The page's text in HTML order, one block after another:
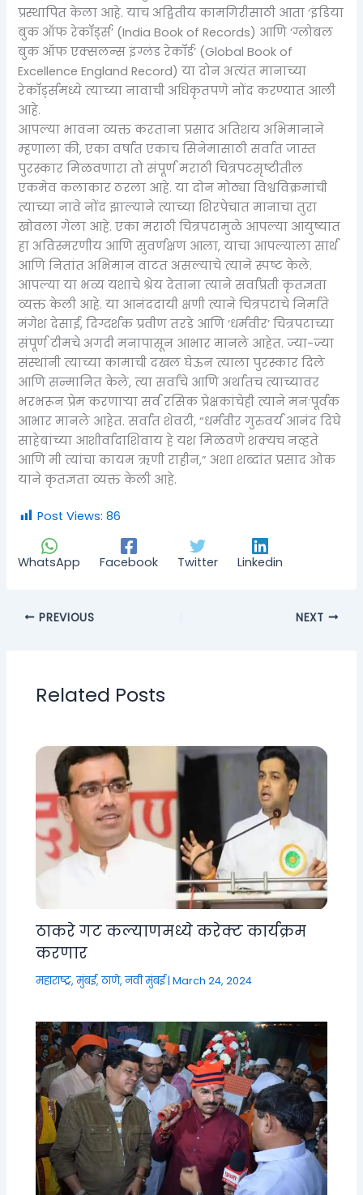
प्रस्थापित केला आहे. याच अद्वितीय कामगिरीसाठी आता ‘इंडिया
बुक ऑफ रेकॉर्ड्स’ (India Book of Records) आणि ‘ग्लोबल
बुक ऑफ एक्सलन्स इंग्लंड रेकॉर्ड’ (Global Book of
Excellence England Record) या दोन अत्यंत मानाच्या
रेकॉर्ड्समध्ये त्याच्या नावाची अधिकृतपणे नोंद करण्यात आली
आहे.
आपल्या भावना व्यक्त करताना प्रसाद अतिशय अभिमानाने
म्हणाला की, एका वर्षात एकाच सिनेमासाठी सर्वात जास्त
पुरस्कार मिळवणारा तो संपूर्ण मराठी चित्रपटसृष्टीतील
एकमेव कलाकार ठरला आहे. या दोन मोठ्या विश्वविक्रमांची
त्याच्या नावे नोंद झाल्याने त्याच्या शिरपेचात मानाचा तुरा
खोवला गेला आहे. एका मराठी चित्रपटामुळे आपल्या आयुष्यात
हा अविस्मरणीय आणि सुवर्णक्षण आला, याचा आपल्याला सार्थ
आणि नितांत अभिमान वाटत असल्याचे त्याने स्पष्ट केले.
आपल्या या भव्य यशाचे श्रेय देताना त्याने सर्वांप्रती कृतज्ञता
व्यक्त केली आहे. या आनंददायी क्षणी त्याने चित्रपटाचे निर्माते
मंगेश देसाई, दिग्दर्शक प्रवीण तरडे आणि ‘धर्मवीर’ चित्रपटाच्या
संपूर्ण टीमचे अगदी मनापासून आभार मानले आहेत. ज्या-ज्या
संस्थांनी त्याच्या कामाची दखल घेऊन त्याला पुरस्कार दिले
आणि सन्मानित केले, त्या सर्वांचे आणि अर्थातच त्याच्यावर
भरभरून प्रेम करणाऱ्या सर्व रसिक प्रेक्षकांचेही त्याने मनःपूर्वक
आभार मानले आहेत. सर्वात शेवटी, “धर्मवीर गुरुवर्य आनंद दिघे
साहेबांच्या आशीर्वादाशिवाय हे यश मिळवणे शक्यच नव्हते
आणि मी त्यांचा कायम ऋणी राहीन,” अशा शब्दांत प्रसाद ओक
याने कृतज्ञता व्यक्त केली आहे.
Post Views: 86
WhatsApp Facebook Twitter Linkedin
PREVIOUS NEXT
Related Posts
ठाकरे गट कल्याणमध्ये करेक्ट कार्यक्रम
करणार
महाराष्ट्र,मुंबई, ठाणे, नवी मुंबई|March 24, 2024